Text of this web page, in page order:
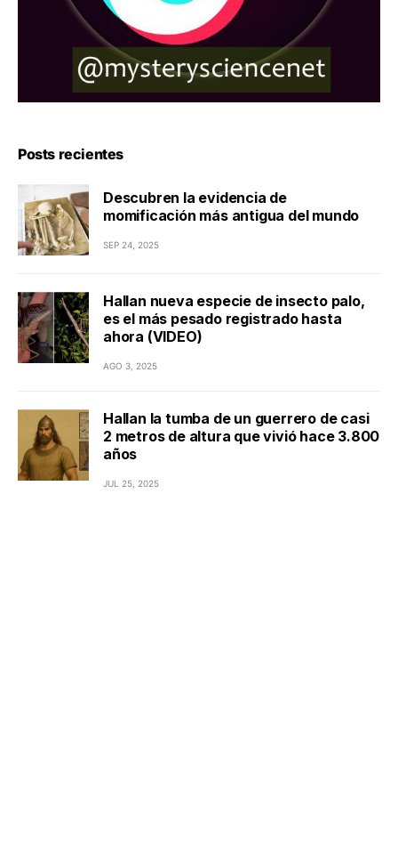
Posts recientes
Descubren la evidencia de
momificación más antigua del mundo
SEP 24, 2025
Hallan nueva especie de insecto palo,
es el más pesado registrado hasta
ahora (VIDEO)
AGO 3, 2025
Hallan la tumba de un guerrero de casi
2 metros de altura que vivió hace 3.800
años
JUL 25, 2025